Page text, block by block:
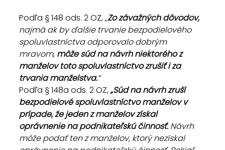
Podľa § 148 ods. 2 OZ, „Zo závažných dôvodov,
najmä ak by ďalšie trvanie bezpodielového
spoluvlastníctva odporovalo dobrým
mravom, môže súd na návrh niektorého z
manželov toto spoluvlastníctvo zrušiť i za
trvania manželstva.“
Podľa § 148a ods. 2 OZ, „Súd na návrh zruší
bezpodielové spoluvlastníctvo manželov v
prípade, že jeden z manželov získal
oprávnenie na podnikateľskú činnosť. Návrh
môže podať ten z manželov, ktorý nezískal